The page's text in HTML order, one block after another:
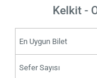
Kelkit -
En Uygun Bilet
Sefer Sayısı